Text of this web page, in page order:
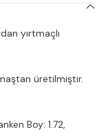
yırtmaçlı
üretilmiştir.
Boy: 1.72,